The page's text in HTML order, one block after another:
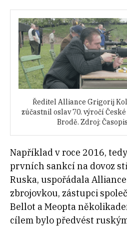
Ředitel Alliance Grigorij
zúčastnil oslav 70. výročí
Brodě. Zdroj:
Například v roce 2016,
prvních sankcí na dovoz
Ruska, uspořádala
zbrojovkou, zástupci
Bellot a Meopta
cílem bylo předvést